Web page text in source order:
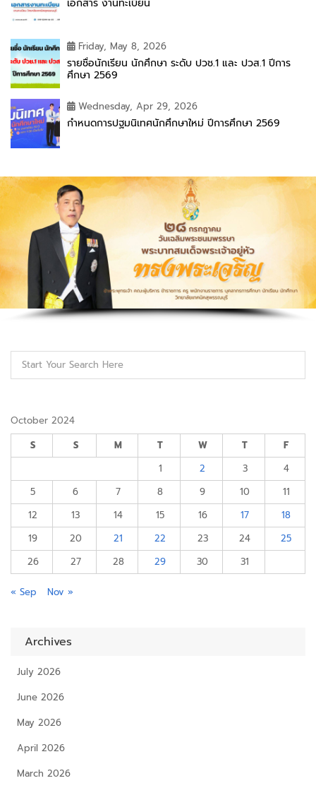
เอกสาร งานทะเบียน
Friday, May 8, 2026
รายชื่อนักเรียน นักศึกษา ระดับ ปวช.1 และ ปวส.1 ปีการ
ศึกษา 2569
Wednesday, Apr 29, 2026
กำหนดการปฐมนิเทศนักศึกษาใหม่ ปีการศึกษา 2569
October 2024
S
S M T W T
F
1
2 3
4
5
6 7 8 9 10
11
12
13 14 15 16 17
18
19
20 21 22 23 24
25
26
27 28 29 30 31
« Sep Nov »
Archives
July 2026
June 2026
May 2026
April 2026
March 2026